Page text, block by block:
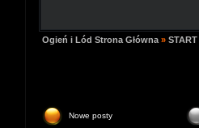
Ogień i Lód Strona Główna » START
Nowe posty